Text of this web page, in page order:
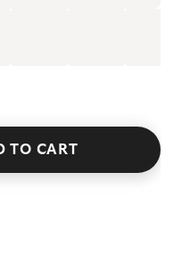
TO CART